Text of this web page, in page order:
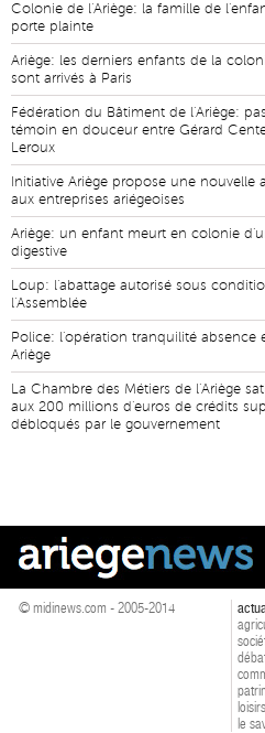
Colonie de l'Ariège: la famille de
porte plainte
Ariège: les derniers enfants de la
sont arrivés à Paris
Fédération du Bâtiment de l'Ariège:
témoin en douceur entre Gérard
Leroux
Initiative Ariège propose une nouvelle
aux entreprises ariégeoises
Ariège: un enfant meurt en colonie
digestive
Loup: l'abattage autorisé sous
l'Assemblée
Police: l'opération tranquilité absence
Ariège
La Chambre des Métiers de l'Ariège
aux 200 millions d'euros de crédits
débloqués par le gouvernement
© midinews.com - 2005-2014
loisirs
le